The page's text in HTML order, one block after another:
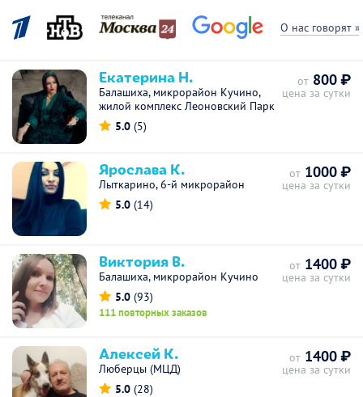
О нас говорят »
Екатерина Н.
Балашиха, микрорайон Кучино,
жилой комплекс Леоновский Парк
5.0 (5)
от 800 ₽
цена за сутки
Ярослава К.
Лыткарино, 6-й микрорайон
5.0 (14)
от 1000 ₽
цена за сутки
Виктория В.
Балашиха, микрорайон Кучино
5.0 (93)
111 повторных заказов
от 1400 ₽
цена за сутки
Алексей К.
Люберцы (МЦД)
5.0 (28)
от 1400 ₽
цена за сутки